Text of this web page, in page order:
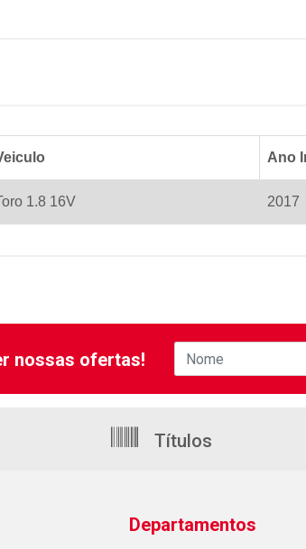
Ano
1.8 16V 2017
nossas ofertas!
Títulos
Departamentos